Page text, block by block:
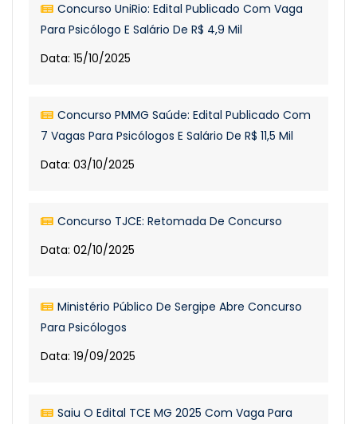
Concurso UniRio: Edital Publicado Com Vaga
Para Psicólogo E Salário De R$ 4,9 Mil
Data: 15/10/2025
Concurso PMMG Saúde: Edital Publicado Com
7 Vagas Para Psicólogos E Salário De R$ 11,5 Mil
Data: 03/10/2025
Concurso TJCE: Retomada De Concurso
Data: 02/10/2025
Ministério Público De Sergipe Abre Concurso
Para Psicólogos
Data: 19/09/2025
Saiu O Edital TCE MG 2025 Com Vaga Para